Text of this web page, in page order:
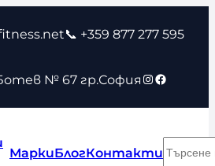
📞 +359 877 277 595
№ 67 гр.София Instagram
Facebook
МаркиБлогКонтакти